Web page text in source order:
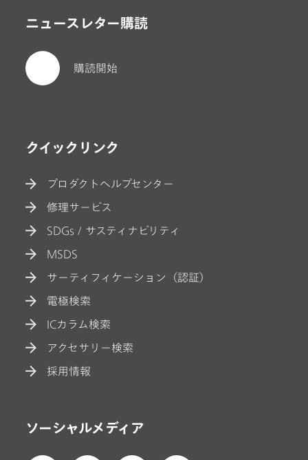
ニュースレター購読
購読開始
クイックリンク
プロダクトヘルプセンター
修理サービス
SDGs / サスティナビリティ
MSDS
サーティフィケーション（認証）
電極検索
ICカラム検索
アクセサリー検索
採用情報
ソーシャルメディア